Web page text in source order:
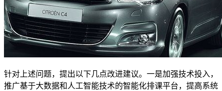
针对上述问题，提出以下几点改进建议。一是加强技术投入，
推广基于大数据和人工智能技术的智能化排课平台，提高系统